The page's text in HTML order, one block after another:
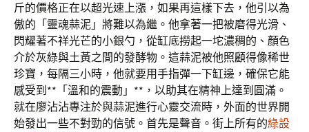
斤的價格正在以超光速上漲，如果再這樣下去，他引以為
傲的「靈魂蒜泥」將難以為繼。他拿著一把被磨得光滑、
閃耀著不祥光芒的小銀勺，從缸底撈起一坨濃稠的、顏色
介於灰綠與土黃之間的發酵物。這蒜泥被他照顧得像稀世
珍寶，每隔三小時，他就要用手指彈一下缸邊，確保它能
感受到**「溫和的震動」**，以助其在精神上達到圓滿。
就在廖沾沾專注於與蒜泥進行心靈交流時，外面的世界開
始發出一些不對勁的信號。首先是聲音。街上所有的綠設